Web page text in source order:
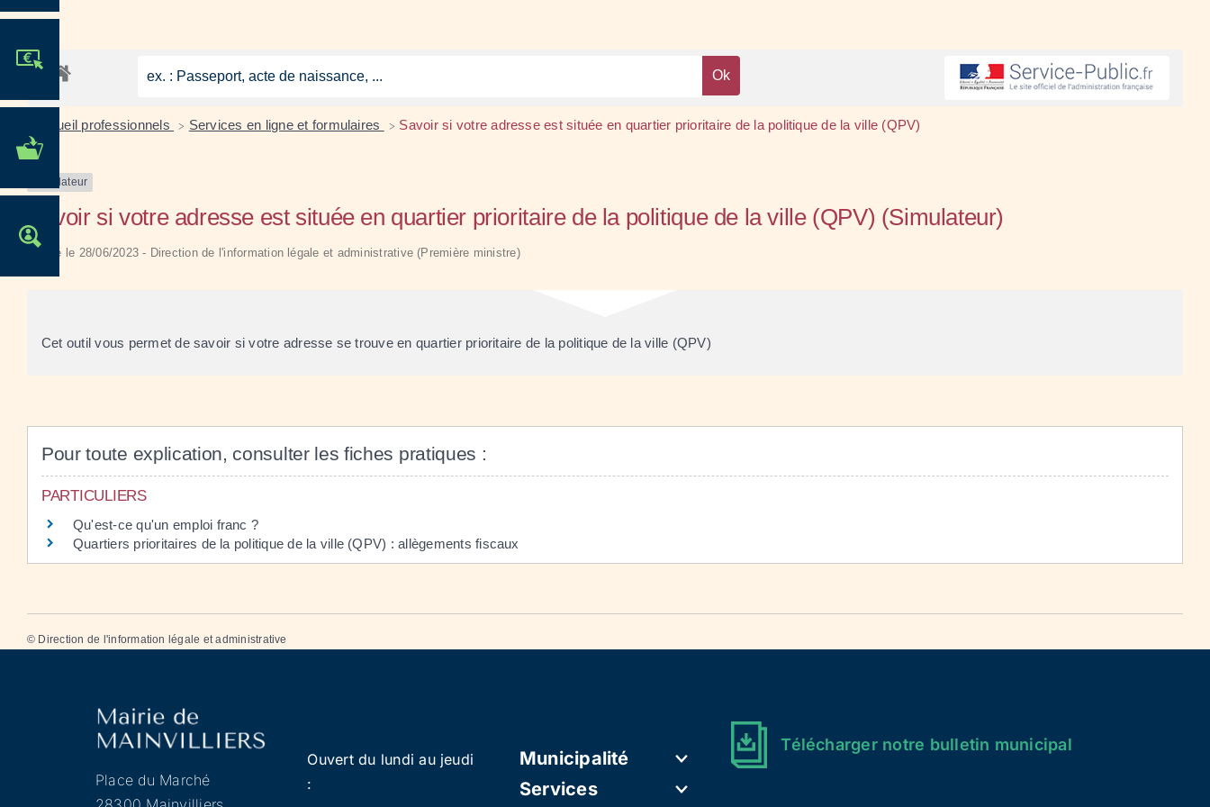
MES DÉMARCHES
Accueil professionnels > Services en ligne et formulaires > Savoir si votre adresse est située en quartier prioritaire de la politique de la ville (QPV)
Simulateur
Savoir si votre adresse est située en quartier prioritaire de la politique de la ville (QPV) (Simulateur)
Vérifié le 28/06/2023 - Direction de l'information légale et administrative (Première ministre)
Cet outil vous permet de savoir si votre adresse se trouve en quartier prioritaire de la politique de la ville (QPV)
Pour toute explication, consulter les fiches pratiques :
PARTICULIERS
Qu'est-ce qu'un emploi franc ?
Quartiers prioritaires de la politique de la ville (QPV) : allègements fiscaux
© Direction de l'information légale et administrative
Place du Marché
Ouvert du lundi au jeudi
:
Municipalité
Services
Télécharger notre bulletin municipal